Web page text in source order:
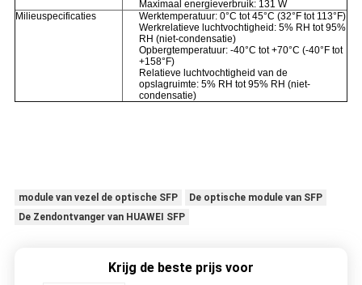
Maximaal energieverbruik: 131 W
Milieuspecificaties
Werktemperatuur: 0°C tot 45°C (32°F tot 113°F)
Werkrelatieve luchtvochtigheid: 5% RH tot 95%
RH (niet-condensatie)
Opbergtemperatuur: -40°C tot +70°C (-40°F tot
+158°F)
Relatieve luchtvochtigheid van de
opslagruimte: 5% RH tot 95% RH (niet-
condensatie)
module van vezel de optische SFP
De optische module van SFP
De Zendontvanger van HUAWEI SFP
Krijg de beste prijs voor